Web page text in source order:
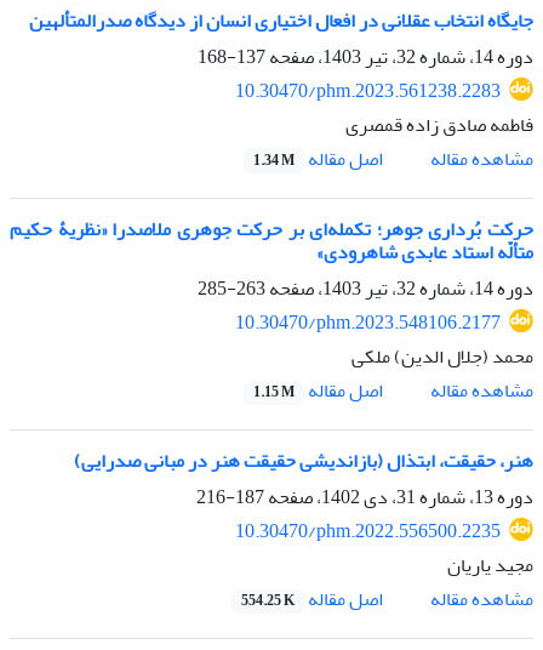
جایگاه انتخاب عقلانی در افعال اختیاری انسان از دیدگاه صدرالمتألهین
دوره 14، شماره 32، تیر 1403، صفحه
137-168
10.30470/phm.2023.561238.2283
فاطمه صادق زاده قمصری
مشاهده مقاله
اصل مقاله 1.34 M
حرکت بُرداری جوهر؛ تکمله‌ای بر حرکت جوهری ملاصدرا «نظریۀ حکیم
متألّه استاد عابدی شاهرودی»
دوره 14، شماره 32، تیر 1403، صفحه
263-285
10.30470/phm.2023.548106.2177
محمد (جلال الدین) ملکی
مشاهده مقاله
اصل مقاله 1.15 M
هنر، حقیقت، ابتذال (بازاندیشی حقیقت هنر در مبانی صدرایی)
دوره 13، شماره 31، دی 1402، صفحه
187-216
10.30470/phm.2022.556500.2235
مجید یاریان
مشاهده مقاله
اصل مقاله 554.25 K